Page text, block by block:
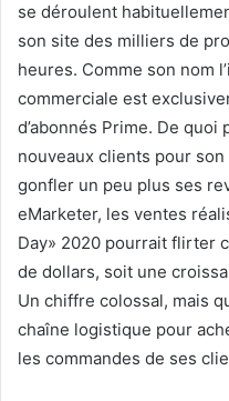
se déroulent
son site des milliers de
heures. Comme son nom
commerciale est
d’abonnés Prime. De quoi
nouveaux clients pour
gonfler un peu plus ses
eMarketer, les ventes
Day» 2020 pourrait flirter
de dollars, soit une
Un chiffre colossal, mais
chaîne logistique pour
les commandes de ses